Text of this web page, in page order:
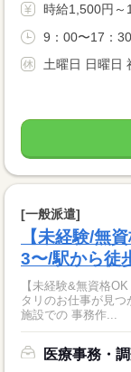
時給1,500円～
9：00〜17：
土曜日 日曜日
[一般派遣]
【未経験/無
3〜/駅から徒
【未経験&無資格
タリのお仕事が見つかる★ ◇お仕事内容◇ 病院やク
施設での 事務作...
医療事務・